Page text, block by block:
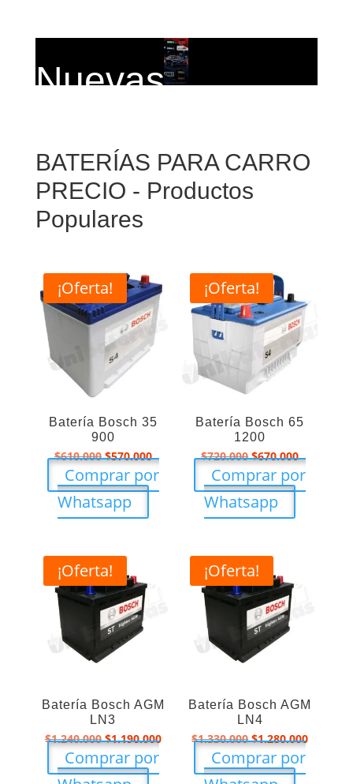
Nuevas
BATERÍAS PARA CARRO
PRECIO - Productos
Populares
¡Oferta!
Batería Bosch 35
900
$610.000El
precio
original
era:
$610.000.
$570.000El
precio
actual
es:
Comprar por
Whatsapp
¡Oferta!
Batería Bosch 65
1200
$720.000El
precio
original
era:
$720.000.
$670.000El
precio
actual
es:
Comprar por
Whatsapp
¡Oferta!
Batería Bosch AGM
LN3
$1.240.000El
precio
original
era:
$1.190.000El
Comprar por
¡Oferta!
Batería Bosch AGM
LN4
$1.330.000El
precio
original
era:
$1.280.000El
Comprar por